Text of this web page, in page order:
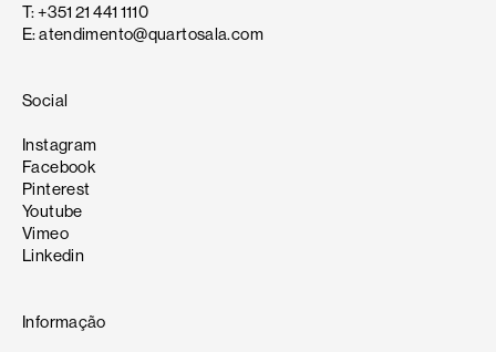
T: +351 21 441 1110
E: atendimento@quartosala.com
Social
Instagram
Facebook
Pinterest
Youtube
Vimeo
Linkedin
Informação